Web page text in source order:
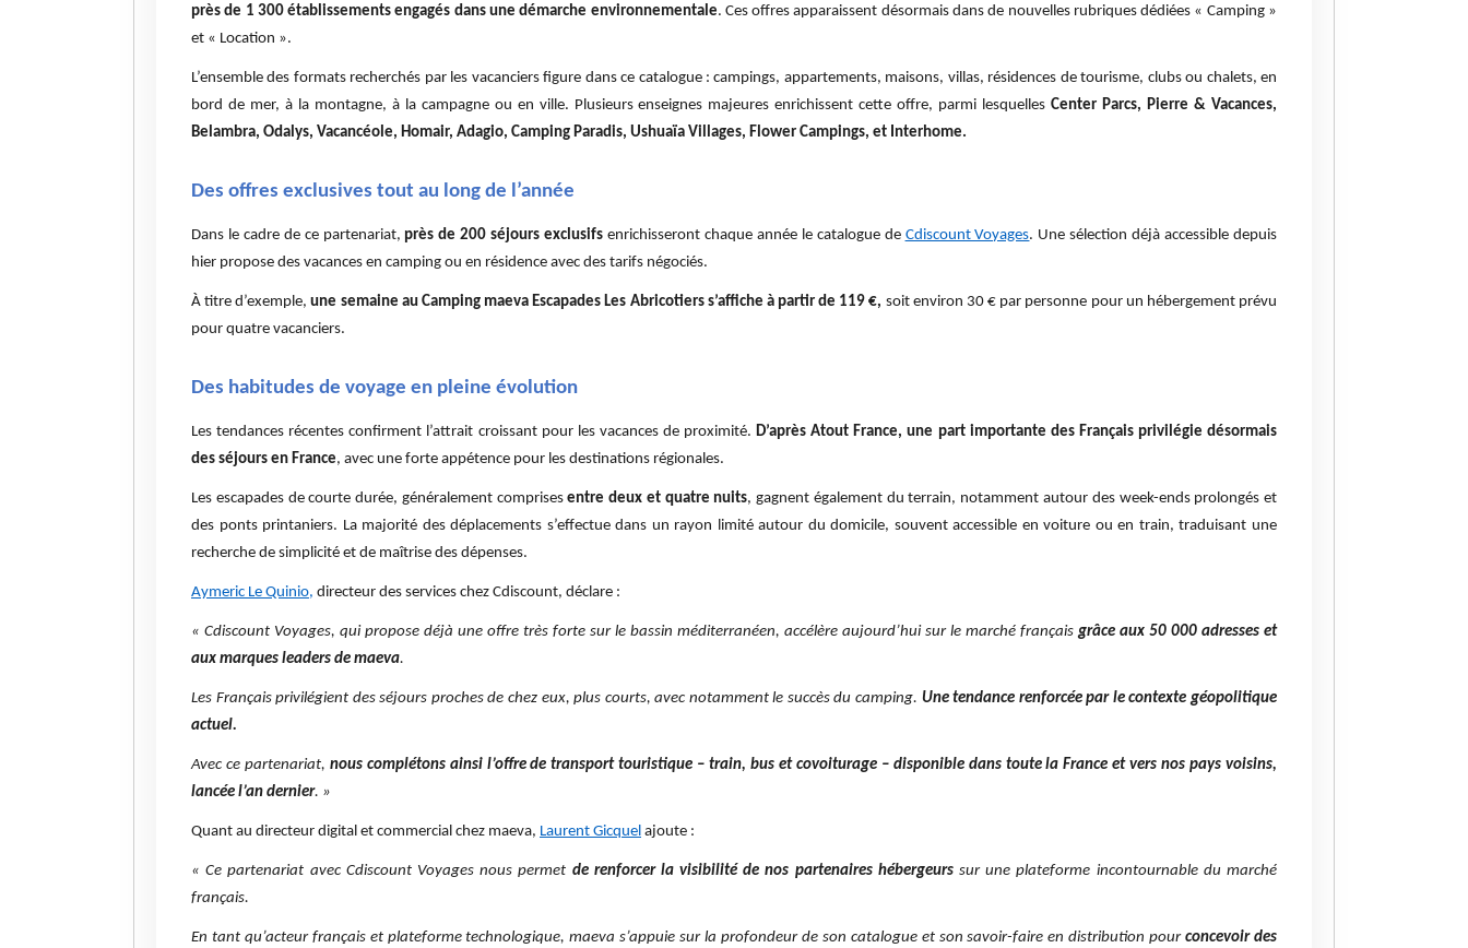
près de 1 300 établissements engagés dans une démarche environnementale. Ces offres apparaissent désormais dans de nouvelles rubriques dédiées « Camping »
et « Location ».
L’ensemble des formats recherchés par les vacanciers figure dans ce catalogue : campings, appartements, maisons, villas, résidences de tourisme, clubs ou chalets, en
bord de mer, à la montagne, à la campagne ou en ville. Plusieurs enseignes majeures enrichissent cette offre, parmi lesquellesCenter Parcs, Pierre & Vacances,
Belambra, Odalys, Vacancéole, Homair, Adagio, Camping Paradis, Ushuaïa Villages, Flower Campings, et Interhome.
Des offres exclusives tout au long de l’année
Dans le cadre de ce partenariat, près de 200 séjours exclusifs enrichisseront chaque année le catalogue de Cdiscount Voyages. Une sélection déjà accessible depuis
hier propose des vacances en camping ou en résidence avec des tarifs négociés.
À titre d’exemple,une semaine au Camping maeva Escapades Les Abricotiers s’affiche à partir de 119 €, soit environ 30 € par personne pour un hébergement prévu
pour quatre vacanciers.
Des habitudes de voyage en pleine évolution
Les tendances récentes confirment l’attrait croissant pour les vacances de proximité.D’après Atout France, une part importante des Français privilégie désormais
des séjours en France, avec une forte appétence pour les destinations régionales.
Les escapades de courte durée, généralement comprisesentre deux et quatre nuits, gagnent également du terrain, notamment autour des week-ends prolongés et
des ponts printaniers. La majorité des déplacements s’effectue dans un rayon limité autour du domicile, souvent accessible en voiture ou en train, traduisant une
recherche de simplicité et de maîtrise des dépenses.
Aymeric Le Quinio, directeur des services chez Cdiscount, déclare :
« Cdiscount Voyages, qui propose déjà une offre très forte sur le bassin méditerranéen, accélère aujourd’hui sur le marché françaisgrâce aux 50 000 adresses et
aux marques leaders de maeva.
Les Français privilégient des séjours proches de chez eux, plus courts, avec notamment le succès du camping. Une tendance renforcée par le contexte géopolitique
actuel.
Avec ce partenariat, nous complétons ainsi l’offre de transport touristique – train, bus et covoiturage – disponible dans toute la France et vers nos pays voisins,
lancée l’an dernier. »
Quant au directeur digital et commercial chez maeva, Laurent Gicquel ajoute :
« Ce partenariat avec Cdiscount Voyages nous permet de renforcer la visibilité de nos partenaires hébergeurssur une plateforme incontournable du marché
français.
En tant qu’acteur français et plateforme technologique, maeva s’appuie sur la profondeur de son catalogue et son savoir-faire en distribution pourconcevoir des